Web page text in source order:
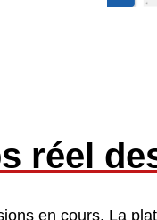
réel
en cours. La